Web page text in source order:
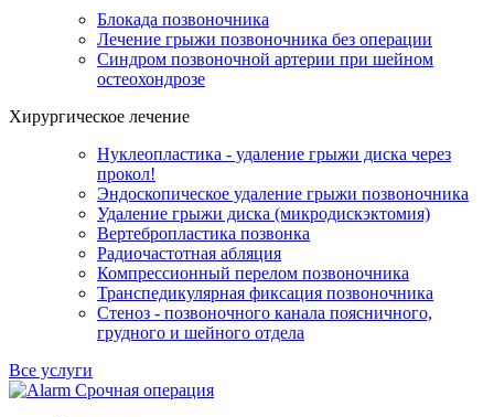
Блокада позвоночника
Лечение грыжи позвоночника без операции
Синдром позвоночной артерии при шейном
остеохондрозе
Хирургическое лечение
Нуклеопластика - удаление грыжи диска через
прокол!
Эндоскопическое удаление грыжи позвоночника
Удаление грыжи диска (микродискэктомия)
Вертебропластика позвонка
Радиочастотная абляция
Компрессионный перелом позвоночника
Транспедикулярная фиксация позвоночника
Стеноз - позвоночного канала поясничного,
грудного и шейного отдела
Все услуги
Срочная операция